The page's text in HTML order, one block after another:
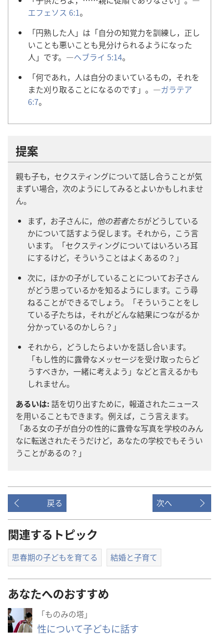
エフェソス 6:1。
「円熟​し​た​人」は「自分​の​知覚​力​を​訓練​し，正し
い​こと​も​悪い​こと​も​見分け​られる​よう​に​なっ​た​
人」です。―ヘブライ 5:14。
「何​で​あれ，人​は​自分​の​まい​て​いる​もの，それ​を​
また​刈り取る​こと​に​なる​の​です」。―ガラテア
6:7。
提案
親​も​子​も，セクスティング​に​つい​て​話し合う​こと​が​気
まずい​場合，次​の​よう​に​し​て​みる​と​よい​か​も​しれ​ませ​
ん。
まず，お子さん​に， 他​の​若者​たち​が​どう​し​て​いる​
か​に​つい​て​話す​よう​促し​ます。それ​から，こう​言
い​ます。「セクスティング​に​つい​て​は​いろいろ​耳​
に​する​けど，そういう​こと​は​よく​ある​の？」
次​に，ほか​の​子​が​し​て​いる​こと​に​つい​て​お子さん​
が​どう​思っ​て​いる​か​を​知る​よう​に​し​ます。こう​尋
ねる​こと​が​できる​でしょ​う。「そういう​こと​を​し​
て​いる​子​たち​は，それ​が​どんな​結果​に​つながる​か​
分かっ​て​いる​の​か​しら？」
それ​から，どう​し​たら​よい​か​を​話し合い​ます。
「もし​性的​に​露骨​な​メッセージ​を​受け取っ​たら​ど
う​す​べき​か，一緒​に​考え​よう」など​と​言える​か​も​
しれ​ませ​ん。
あるいは: 話​を​切り出す​ため​に，報道​さ​れ​た​ニュース​
を​用いる​こと​も​でき​ます。例えば，こう​言え​ます。
「ある​女​の​子​が​自分​の​性的​に​露骨​な​写真​を​学校​の​みん
な​に​転送​さ​れ​た​そう​だ​けど，あなた​の​学校​で​も​そうい
う​こと​が​ある​の？」
戻る 次へ
関連するトピック
思春期の子どもを育てる 結婚と子育て
あなたへのおすすめ
「ものみの塔」
性について子どもに話す